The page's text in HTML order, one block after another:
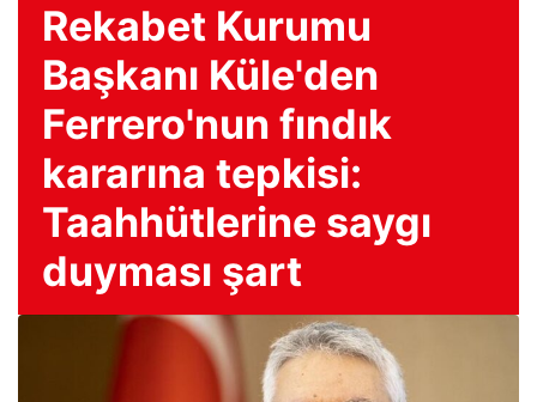
Rekabet Kurumu
Başkanı Küle'den
Ferrero'nun fındık
kararına tepkisi:
Taahhütlerine saygı
duyması şart